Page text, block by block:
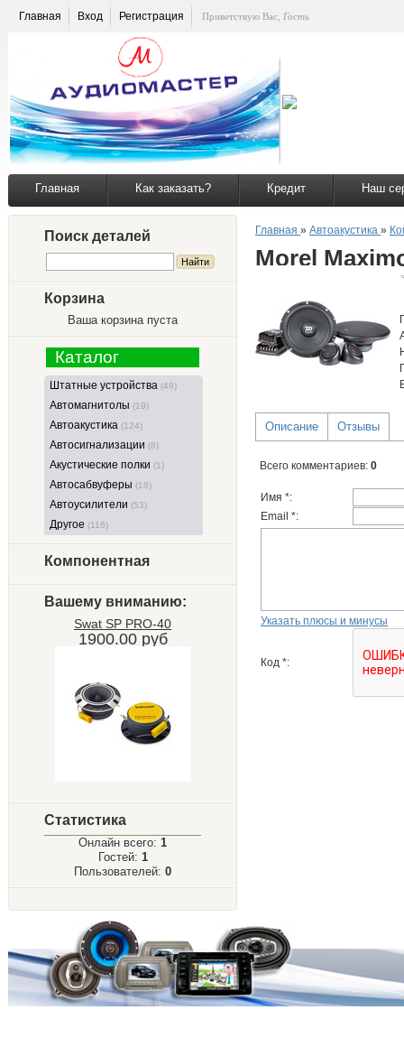
Главная Вход Регистрация Приветствую Вас Гость
Главная Как заказать? Кредит Наш
Поиск деталей
Корзина
Ваша корзина пуста
Каталог
Штатные устройства (48)
Автомагнитолы (19)
Автоакустика (124)
Автосигнализации (8)
Акустические полки (1)
Автосабвуферы (18)
Автоусилители (53)
Другое (116)
Компонентная
Вашему вниманию:
Swat SP PRO-40
1900.00 руб
Статистика
Онлайн всего: 1
Гостей: 1
Пользователей: 0
Главная » Автоакустика »
Morel
Описание Отзывы
Всего комментариев: 0
Имя *:
Email *:
Указать плюсы и минусы
Код *: